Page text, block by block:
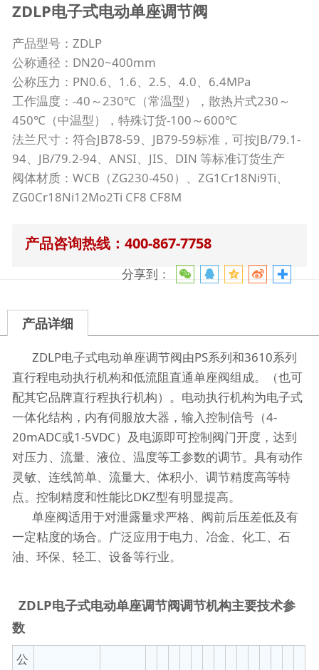
ZDLP电子式电动单座调节阀
产品型号：ZDLP
公称通径：DN20~400mm
公称压力：PN0.6、1.6、2.5、4.0、6.4MPa
工作温度：-40～230℃（常温型），散热片式230～
450℃（中温型），特殊订货-100～600℃
法兰尺寸：符合JB78-59、JB79-59标准，可按JB/79.1-
94、JB/79.2-94、ANSI、JIS、DIN 等标准订货生产
阀体材质：WCB（ZG230-450）、ZG1Cr18Ni9Ti、
ZG0Cr18Ni12Mo2Ti CF8 CF8M
产品咨询热线：400-867-7758
分享到：
产品详细
ZDLP电子式电动单座调节阀由PS系列和3610系列
直行程电动执行机构和低流阻直通单座阀组成。（也可
配其它品牌直行程执行机构）。电动执行机构为电子式
一体化结构，内有伺服放大器，输入控制信号（4-
20mADC或1-5VDC）及电源即可控制阀门开度，达到
对压力、流量、液位、温度等工参数的调节。具有动作
灵敏、连线简单、流量大、体积小、调节精度高等特
点。控制精度和性能比DKZ型有明显提高。
单座阀适用于对泄露量求严格、阀前后压差低及有
一定粘度的场合。广泛应用于电力、冶金、化工、石
油、环保、轻工、设备等行业。
ZDLP电子式电动单座调节阀调节机构主要技术参
数
公